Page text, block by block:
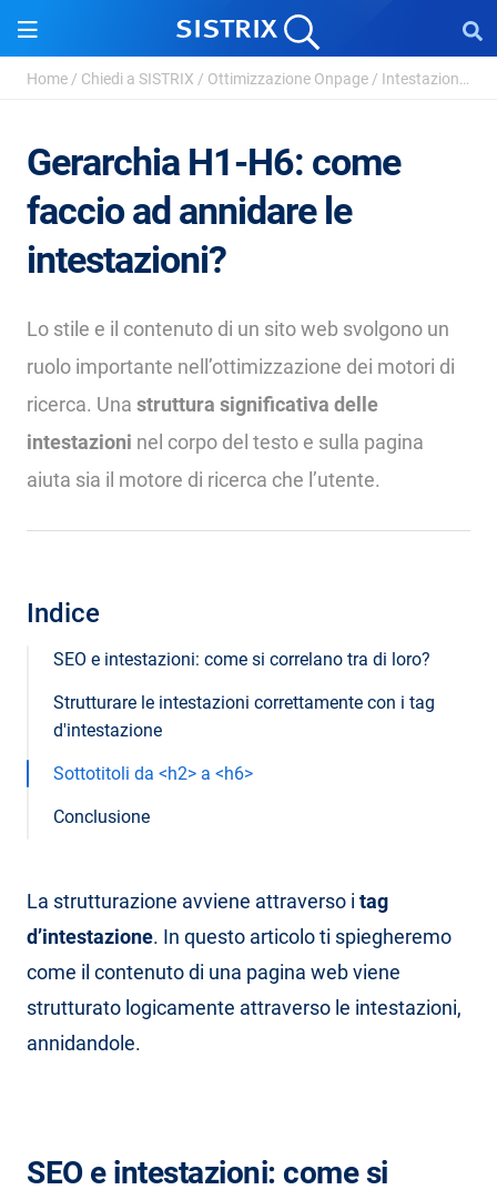
Home / Chiedi a SISTRIX / Ottimizzazione Onpage / Intestazioni HTML
Gerarchia H1-H6: come
faccio ad annidare le
intestazioni?
Lo stile e il contenuto di un sito web svolgono un
ruolo importante nell’ottimizzazione dei motori di
ricerca. Una struttura significativa delle
intestazioni nel corpo del testo e sulla pagina
aiuta sia il motore di ricerca che l’utente.
Indice
SEO e intestazioni: come si correlano tra di loro?
Strutturare le intestazioni correttamente con i tag
d'intestazione
Sottotitoli da <h2> a <h6>
Conclusione
La strutturazione avviene attraverso i tag
d’intestazione. In questo articolo ti spiegheremo
come il contenuto di una pagina web viene
strutturato logicamente attraverso le intestazioni,
annidandole.
SEO e intestazioni: come si